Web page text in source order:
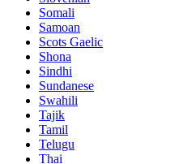
Somali
Samoan
Scots Gaelic
Shona
Sindhi
Sundanese
Swahili
Tajik
Tamil
Telugu
Thai